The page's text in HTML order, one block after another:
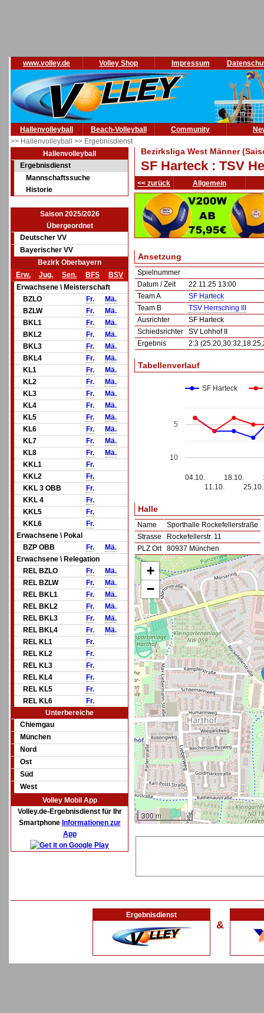
www.volley.de Volley Shop Impressum
Hallenvolleyball Beach-Volleyball Community
>> Hallenvolleyball >> Ergebnisdienst
Hallenvolleyball
Ergebnisdienst
Mannschaftssuche
Historie
Saison 2025/2026
Übergeordnet
Deutscher VV
Bayerischer VV
Bezirk Oberbayern
Erw.
Jug. Sen. BFS
BSV
Erwachsene \ Meisterschaft
BZLO
Fr.
Mä.
BZLW
Fr.
Mä.
BKL1
Fr.
Mä.
BKL2
Fr.
Mä.
BKL3
Fr.
Mä.
BKL4
Fr.
Mä.
KL1
Fr.
Mä.
KL2
Fr.
Mä.
KL3
Fr.
Mä.
KL4
Fr.
Mä.
KL5
Fr.
Mä.
KL6
Fr.
Mä.
KL7
Fr.
Mä.
KL8
Fr.
Mä.
KKL1
Fr.
KKL2
Fr.
KKL 3 OBB
Fr.
KKL 4
Fr.
KKL5
Fr.
KKL6
Fr.
Erwachsene \ Pokal
BZP OBB
Fr.
Mä.
Erwachsene \ Relegation
REL BZLO
Fr.
Mä.
REL BZLW
Fr.
Mä.
REL BKL1
Fr.
Mä.
REL BKL2
Fr.
Mä.
REL BKL3
Fr.
Mä.
REL BKL4
Fr.
Mä.
REL KL1
Fr.
REL KL2
Fr.
REL KL3
Fr.
REL KL4
Fr.
REL KL5
Fr.
REL KL6
Fr.
Unterbereiche
Chiemgau
München
Nord
Ost
Süd
West
Volley Mobil App
Volley.de-Ergebnisdienst für Ihr
Smartphone Informationen zur
App
Bezirksliga West Männer
SF Harteck : TSV
<< zurück Allgemein
Ansetzung
Spielnummer
Datum / Zeit
22.11.25 13:00
Team A
SF Harteck
Team B
TSV Herrsching III
Ausrichter
SF Harteck
Schiedsrichter
SV Lohhof II
Ergebnis
2:3
Tabellenverlauf
SF Harteck
04.10.
11.10.
18.10.
25.10.
5
10
Halle
Name
Sporthalle Rockefellerstraße
Strasse
Rockefellerstr. 11
PLZ Ort
80937 München
+
−
300 m
Ergebnisdienst
&